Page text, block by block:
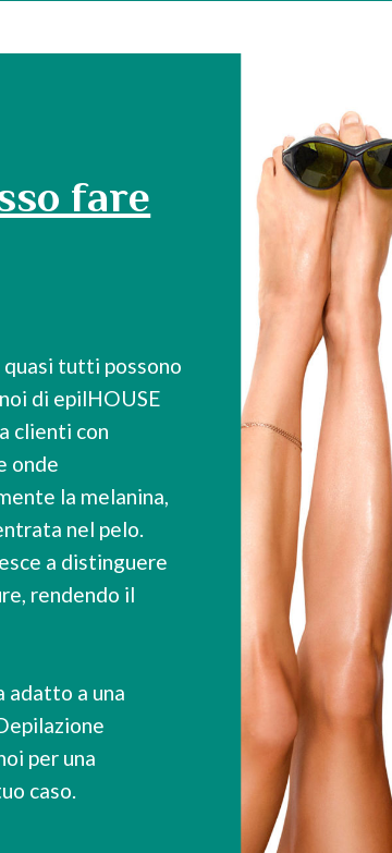
fare
tutti possono
di epilHOUSE
clienti con
onde
la melanina,
nel pelo.
a distinguere
rendendo il
adatto a una
per una
caso.